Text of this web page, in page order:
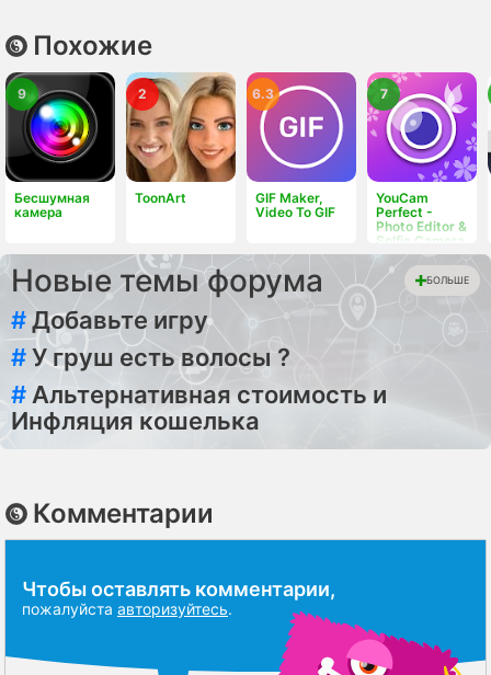
Похожие
Бесшумная
камера
9
ToonArt
2
GIF Maker,
Video To GIF
6.3
YouCam
Perfect -
Photo Editor &
Selfie Camera
App
7
Новые темы форума БОЛЬШЕ
#Добавьте игру
#У груш есть волосы ?
# Альтернативная стоимость и
Инфляция кошелька
Комментарии
Чтобы оставлять комментарии,
пожалуйста авторизуйтесь.